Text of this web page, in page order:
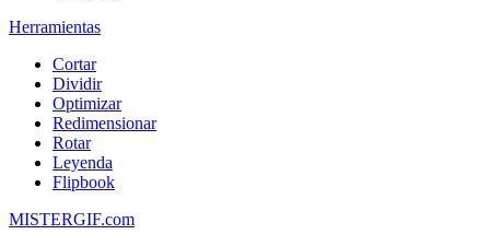
Herramientas
Cortar
Dividir
Optimizar
Redimensionar
Rotar
Leyenda
Flipbook
MISTERGIF.com